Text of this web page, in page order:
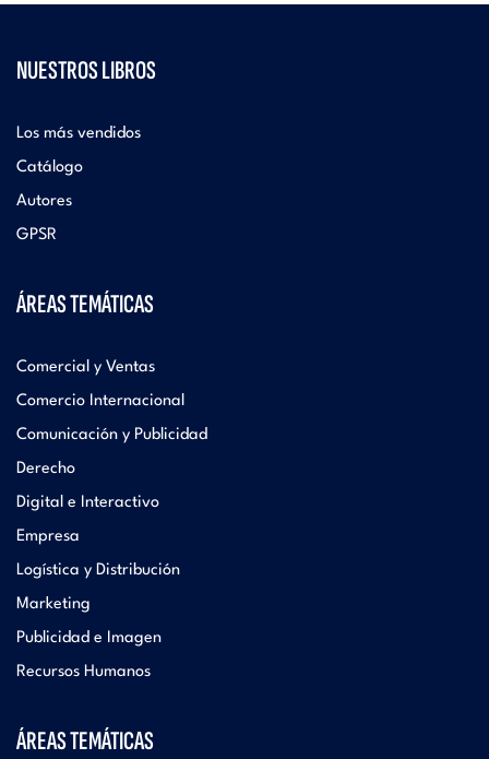
NUESTROS LIBROS
Los más vendidos
Catálogo
Autores
GPSR
ÁREAS TEMÁTICAS
Comercial y Ventas
Comercio Internacional
Comunicación y Publicidad
Derecho
Digital e Interactivo
Empresa
Logística y Distribución
Marketing
Publicidad e Imagen
Recursos Humanos
ÁREAS TEMÁTICAS